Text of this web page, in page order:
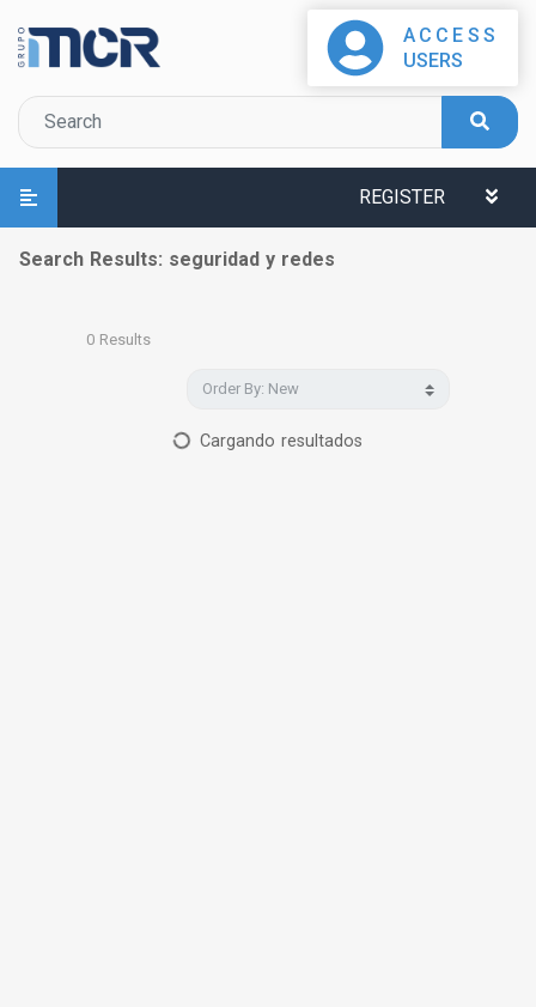
ACCESS
USERS
REGISTER
Search Results: seguridad y redes
0 Results
Cargando resultados